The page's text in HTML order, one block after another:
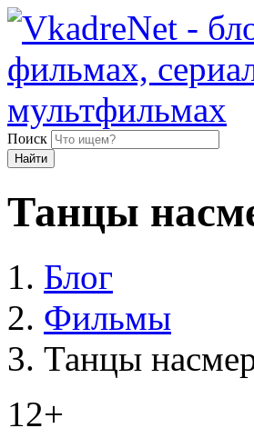
Поиск
Найти
Танцы
Блог
Фильмы
Танцы
12+